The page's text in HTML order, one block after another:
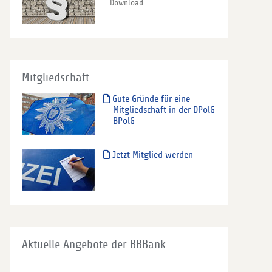
Download
Mitgliedschaft
Gute Gründe für eine
Mitgliedschaft in der DPolG
BPolG
Jetzt Mitglied werden
Aktuelle Angebote der BBBank